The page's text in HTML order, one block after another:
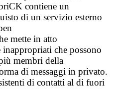
contiene un
di un servizio esterno
mette in atto
che possono
membri della
di messaggi in privato.
di contatti al di fuori